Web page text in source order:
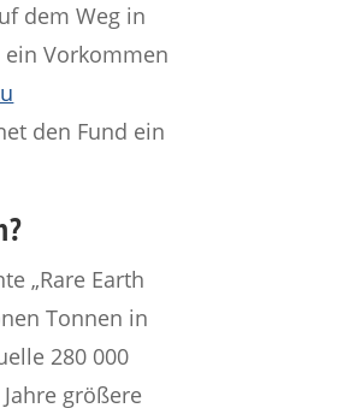
dem Weg in
Vorkommen
den Fund ein
„Rare Earth
Tonnen in
280 000
größere